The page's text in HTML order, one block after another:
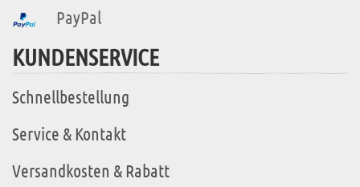
PayPal
KUNDENSERVICE
Schnellbestellung
Service & Kontakt
Versandkosten & Rabatt